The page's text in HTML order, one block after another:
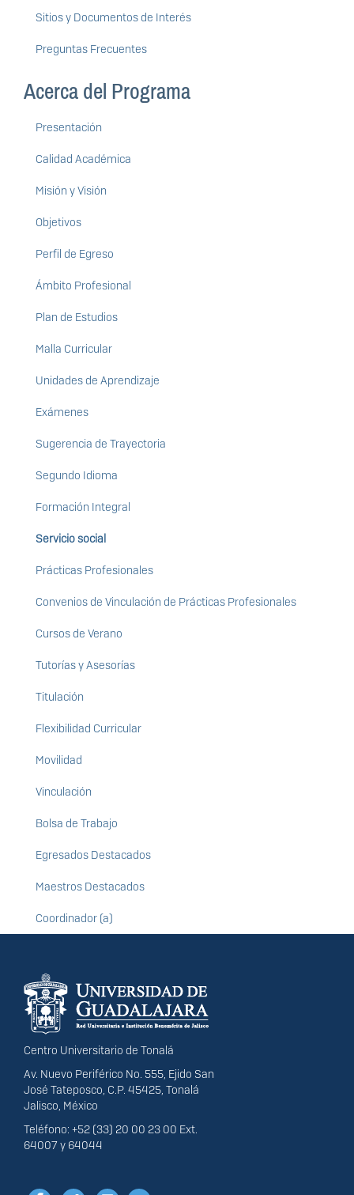
Sitios y Documentos de Interés
Preguntas Frecuentes
Acerca del Programa
Presentación
Calidad Académica
Misión y Visión
Objetivos
Perfil de Egreso
Ámbito Profesional
Plan de Estudios
Malla Curricular
Unidades de Aprendizaje
Exámenes
Sugerencia de Trayectoria
Segundo Idioma
Formación Integral
Servicio social
Prácticas Profesionales
Convenios de Vinculación de Prácticas Profesionales
Cursos de Verano
Tutorías y Asesorías
Titulación
Flexibilidad Curricular
Movilidad
Vinculación
Bolsa de Trabajo
Egresados Destacados
Maestros Destacados
Coordinador (a)
Información del
portal
Centro Universitario de Tonalá
Av. Nuevo Periférico No. 555, Ejido San
José Tateposco, C.P. 45425, Tonalá
Jalisco, México
Teléfono: +52 (33) 20 00 23 00 Ext.
64007 y 64044